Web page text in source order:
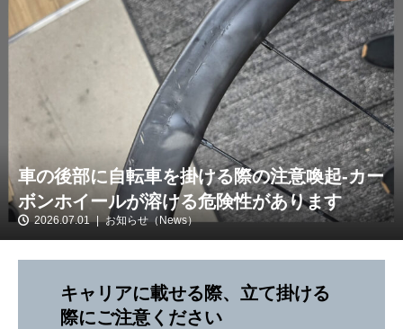
車の後部に自転車を掛ける際の注意喚起-カー
ボンホイールが溶ける危険性があります
2026.07.01 お知らせ（News）
キャリアに載せる際、立て掛ける
際にご注意ください